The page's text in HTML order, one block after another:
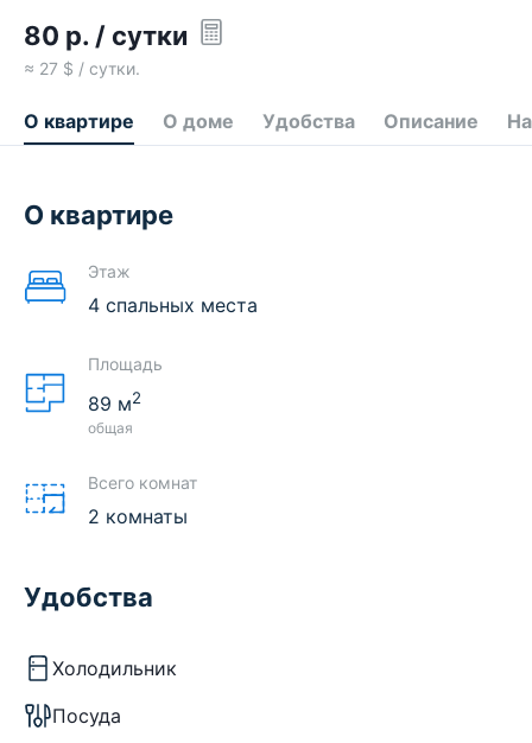
80 р. / сутки
≈ 27 $ / сутки.
О квартире О доме Удобства Описание
О квартире
Этаж
4 спальных места
Площадь
89 м2
общая
Всего комнат
2 комнаты
Удобства
Холодильник
Посуда